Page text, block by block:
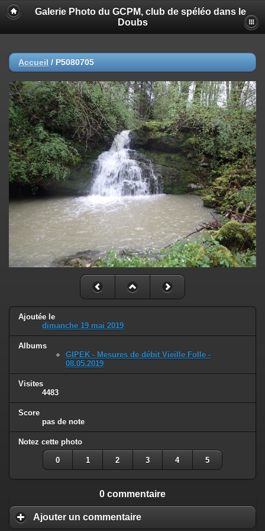
Galerie Photo du GCPM, club de spéléo dans le
Doubs
Accueil / P5080705
Ajoutée le
dimanche 19 mai 2019
Albums
GIPEK - Mesures de débit Vieille Folle -
08.05.2019
Visites
4483
Score
pas de note
Notez cette photo
0 1 2 3 4 5
0 commentaire
Ajouter un commentaire